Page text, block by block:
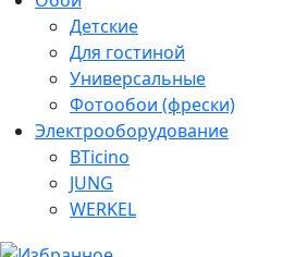
Детские
Для гостиной
Универсальные
Фотообои (фрески)
Электрооборудование
BTicino
JUNG
WERKEL